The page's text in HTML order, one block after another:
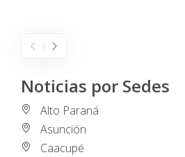
Noticias por Sedes
Alto Paraná
Asunción
Caacupé